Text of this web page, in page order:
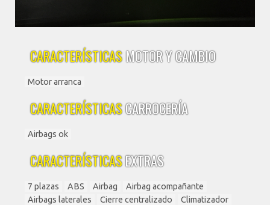
CARACTERÍSTICASMOTOR Y CAMBIO
Motor arranca
CARACTERÍSTICASCARROCERÍA
Airbags ok
CARACTERÍSTICASEXTRAS
7 plazas ABS Airbag
Airbag acompañante
Airbags laterales
Cierre centralizado
Climatizador